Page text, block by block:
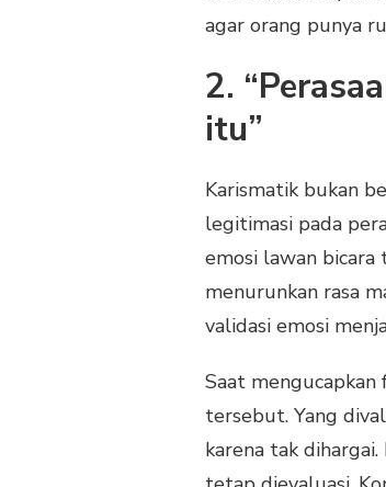
agar orang punya
2.
itu”
Karismatik bukan
legitimasi pada
emosi lawan
menurunkan rasa
validasi emosi
Saat
tersebut. Yang
karena tak